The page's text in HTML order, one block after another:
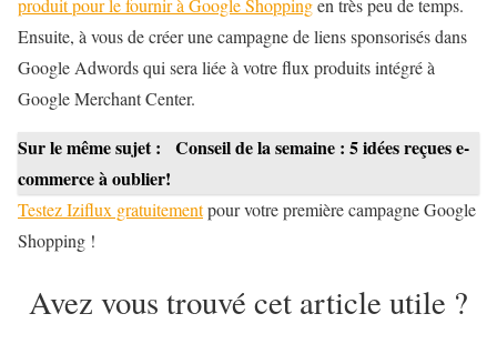
produit pour le fournir à Google Shoppingen très peu de temps.
Ensuite, à vous de créer une campagne de liens sponsorisés dans
Google Adwords qui sera liée à votre flux produits intégré à
Google Merchant Center.
Sur le même sujet :
Conseil de la semaine : 5 idées reçues e-
commerce à oublier!
Testez Iziflux gratuitementpour votre première campagne Google
Shopping !
Avez vous trouvé cet article utile ?